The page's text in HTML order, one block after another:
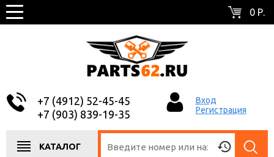
0 Р.
+7 (4912) 52-45-45
+7 (903) 839-19-35
Вход
Регистрация
КАТАЛОГ